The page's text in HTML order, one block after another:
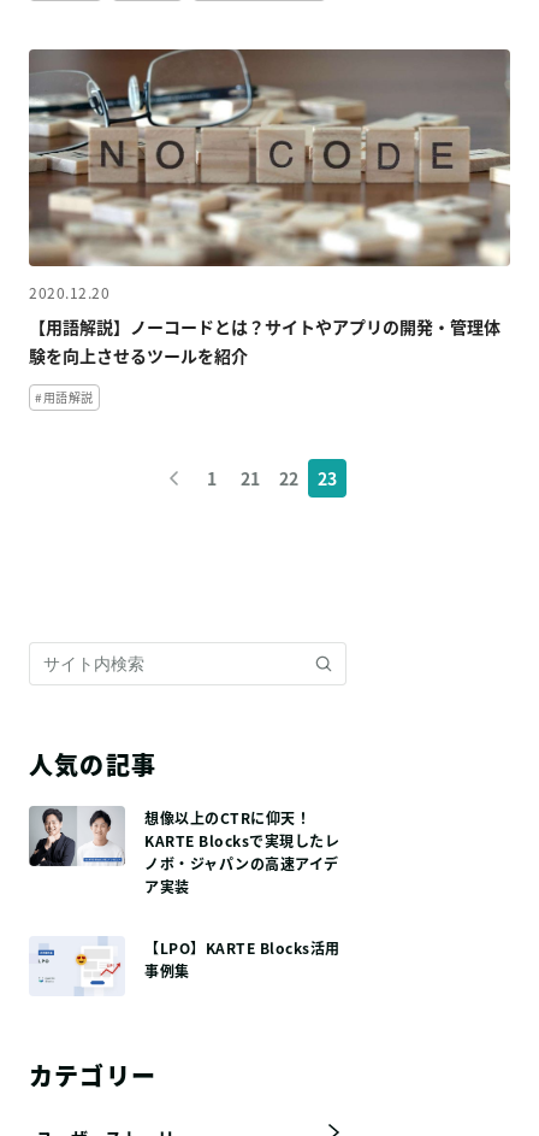
2020.12.20
【用語解説】ノーコードとは？サイトやアプリの開発・管理体
験を向上させるツールを紹介
#用語解説
1 21 22 23
人気の記事
想像以上のCTRに仰天！
KARTE Blocksで実現したレ
ノボ・ジャパンの高速アイデ
ア実装
【LPO】KARTE Blocks活用
事例集
カテゴリー